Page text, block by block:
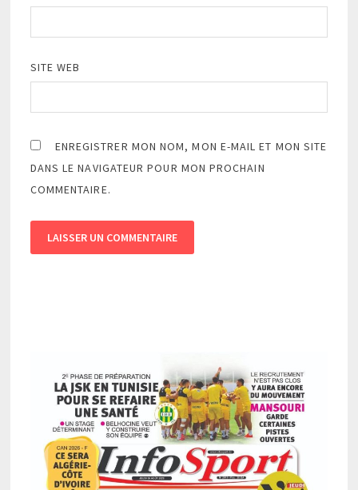
SITE WEB
ENREGISTRER MON NOM, MON E-MAIL ET MON SITE
DANS LE NAVIGATEUR POUR MON PROCHAIN
COMMENTAIRE.